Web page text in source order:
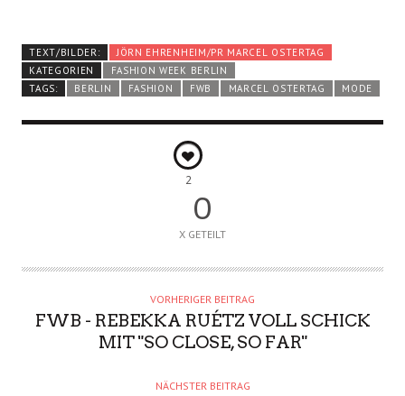
TEXT/BILDER:
JÖRN EHRENHEIM/PR MARCEL OSTERTAG
KATEGORIEN
FASHION WEEK BERLIN
TAGS:
BERLIN FASHION FWB MARCEL OSTERTAG MODE
2
0
X GETEILT
VORHERIGER BEITRAG
FWB - REBEKKA RUÉTZ VOLL SCHICK
MIT "SO CLOSE, SO FAR"
NÄCHSTER BEITRAG